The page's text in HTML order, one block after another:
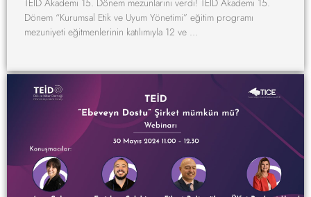
TEİD Akademi 15. Dönem mezunlarını verdi! TEİD Akademi 15.
Dönem “Kurumsal Etik ve Uyum Yönetimi” eğitim programı
mezuniyeti eğitmenlerinin katılımıyla 12 ve …